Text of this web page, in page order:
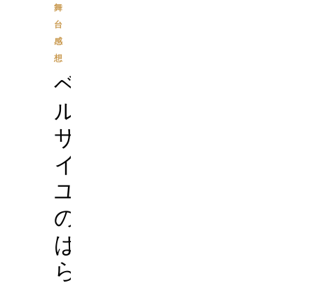
舞
台
感
想
ベ
ル
サ
イ
ユ
の
ば
ら’45